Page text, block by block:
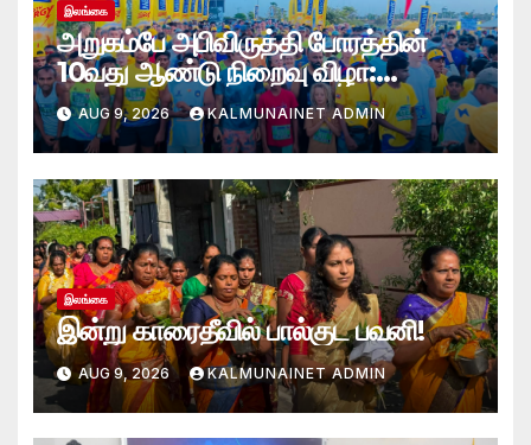
இலங்கை
அறுகம்பே அபிவிருத்தி போரத்தின்
10வது ஆண்டு நிறைவு விழா:
அறுகம்பே அரை மரதன் ஓட்டத்தில்
இலங்கை சிவராஜன் முதலிடம்!
AUG 9, 2026 KALMUNAINET ADMIN
இலங்கை
இன்று காரைதீவில் பால்குட பவனி!
AUG 9, 2026 KALMUNAINET ADMIN